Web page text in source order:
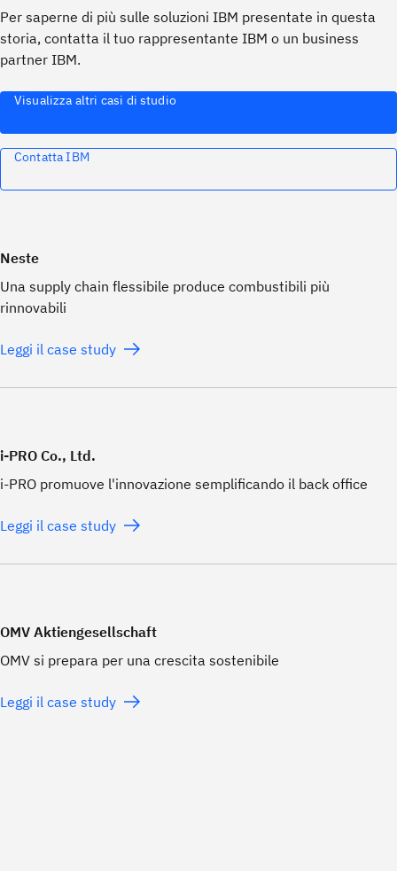
Per saperne di più sulle soluzioni IBM presentate in questa
storia, contatta il tuo rappresentante IBM o un business
partner IBM.
Visualizza altri casi di studio
Contatta IBM
Neste
Una supply chain flessibile produce combustibili più
rinnovabili
Leggi il case study
i-PRO Co., Ltd.
i-PRO promuove l'innovazione semplificando il back office
Leggi il case study
OMV Aktiengesellschaft
OMV si prepara per una crescita sostenibile
Leggi il case study